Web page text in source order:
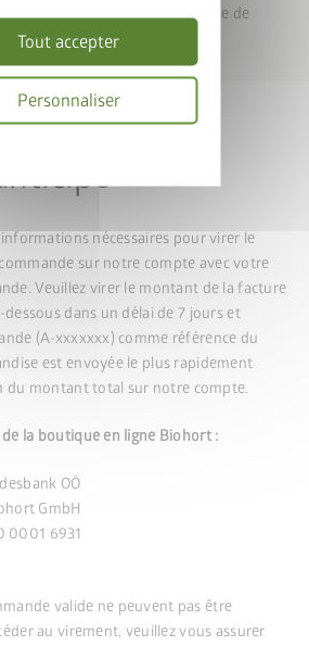
Tout accepter
Personnaliser
confidentialité
d’indiquer une autre adresse de
paiement.
nécessaires pour virer le
sur notre compte avec votre
Veuillez virer le montant de la facture
dans un délai de 7 jours et
(A-xxxxxxx) comme référence du
est envoyée le plus rapidement
du montant total sur notre compte.
la boutique en ligne Biohort :
OÖ
GmbH
0001 6931
valide ne peuvent pas être
au virement, veuillez vous assurer
accepter lesDispositions en
confidentialité
j'accepte les
au concours.
Envoyer